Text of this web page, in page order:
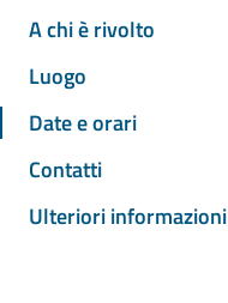
A chi è rivolto
Luogo
Date e orari
Contatti
Ulteriori informazioni